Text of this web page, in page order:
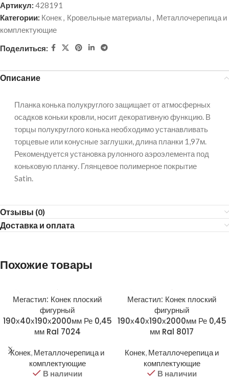
Артикул: 428191
Категории: Конек, Кровельные материалы , Металлочерепица и
комплектующие
Поделиться:
Описание
Планка конька полукруглого защищает от атмосферных
осадков коньки кровли, носит декоративную функцию. В
торцы полукруглого конька необходимо устанавливать
торцевые или конусные заглушки, длина планки 1,97м.
Рекомендуется установка рулонного аэроэлемента под
коньковую планку. Глянцевое полимерное покрытие
Satin.
Отзывы (0)
Доставка и оплата
Похожие товары
Мегастил: Конек плоский
фигурный
190х40х190х2000мм Ре 0,45
мм Ral 7024
Конек, Металлочерепица и
комплектующие
В наличии
Мегастил: Конек плоский
фигурный
190х40х190х2000мм Ре 0,45
мм Ral 8017
Конек, Металлочерепица и
комплектующие
В наличии